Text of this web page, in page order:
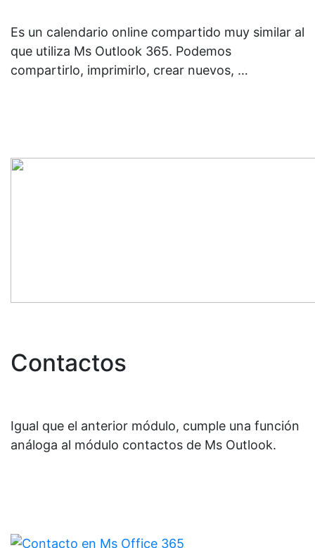
Es un calendario online compartido muy similar al
que utiliza Ms Outlook 365. Podemos
compartirlo, imprimirlo, crear nuevos, …
Contactos
Igual que el anterior módulo, cumple una función
análoga al módulo contactos de Ms Outlook.